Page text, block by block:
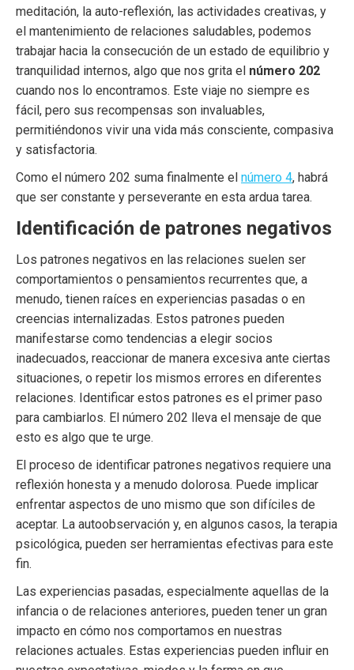
meditación, la auto-reflexión, las actividades creativas, y
el mantenimiento de relaciones saludables, podemos
trabajar hacia la consecución de un estado de equilibrio y
tranquilidad internos, algo que nos grita el número 202
cuando nos lo encontramos. Este viaje no siempre es
fácil, pero sus recompensas son invaluables,
permitiéndonos vivir una vida más consciente, compasiva
y satisfactoria.
Como el número 202 suma finalmente el número 4, habrá
que ser constante y perseverante en esta ardua tarea.
Identificación de patrones negativos
Los patrones negativos en las relaciones suelen ser
comportamientos o pensamientos recurrentes que, a
menudo, tienen raíces en experiencias pasadas o en
creencias internalizadas. Estos patrones pueden
manifestarse como tendencias a elegir socios
inadecuados, reaccionar de manera excesiva ante ciertas
situaciones, o repetir los mismos errores en diferentes
relaciones. Identificar estos patrones es el primer paso
para cambiarlos. El número 202 lleva el mensaje de que
esto es algo que te urge.
El proceso de identificar patrones negativos requiere una
reflexión honesta y a menudo dolorosa. Puede implicar
enfrentar aspectos de uno mismo que son difíciles de
aceptar. La autoobservación y, en algunos casos, la terapia
psicológica, pueden ser herramientas efectivas para este
fin.
Las experiencias pasadas, especialmente aquellas de la
infancia o de relaciones anteriores, pueden tener un gran
impacto en cómo nos comportamos en nuestras
relaciones actuales. Estas experiencias pueden influir en